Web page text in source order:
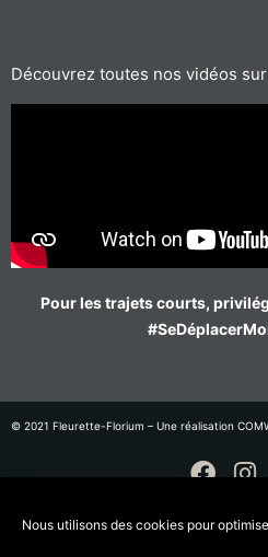
Nous utilisons des cookies pour
Découvrez toutes nos vidéos sur
Pour les trajets courts,
© 2021 Fleurette-Florium – Une réalisation